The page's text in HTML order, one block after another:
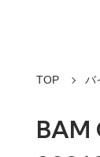
TOP バ
BAM